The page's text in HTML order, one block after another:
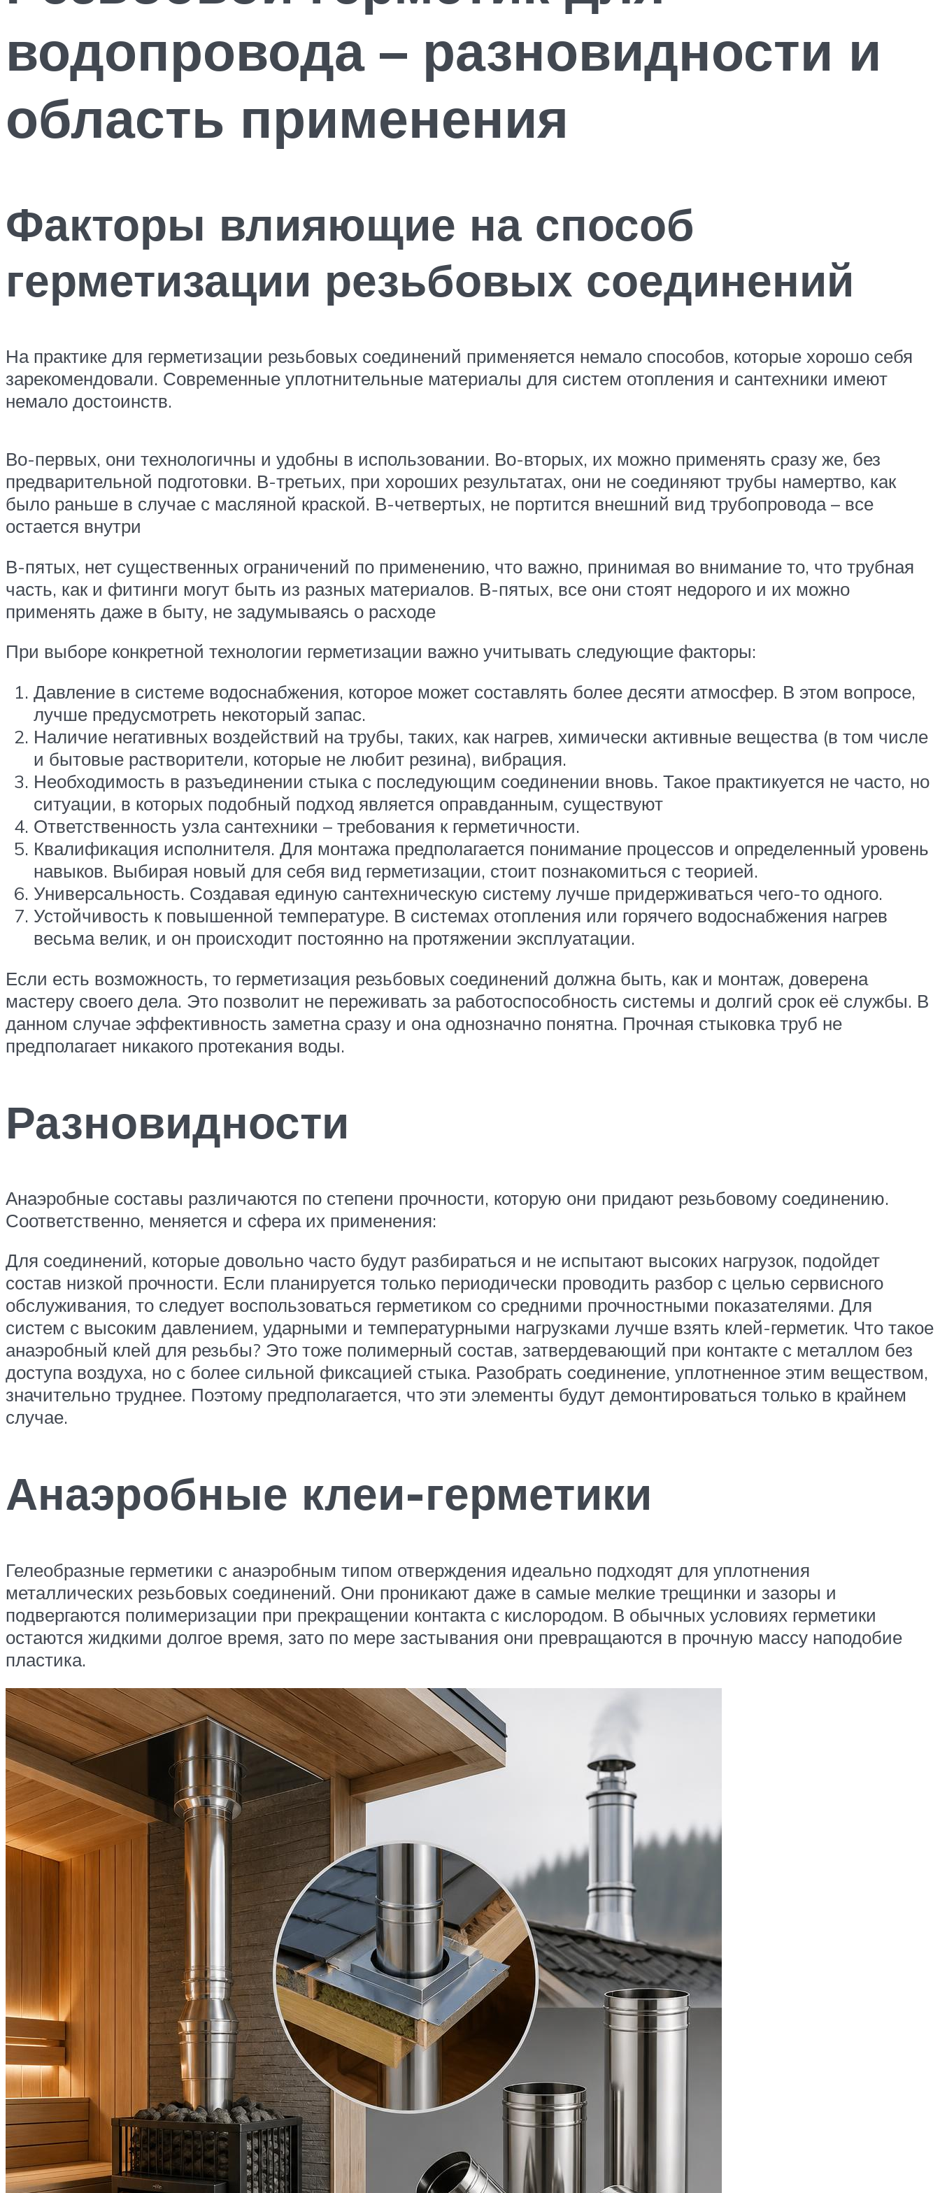
водопровода – разновидности и
область применения
Факторы влияющие на способ
герметизации резьбовых соединений
На практике для герметизации резьбовых соединений применяется немало способов, которые хорошо себя
зарекомендовали. Современные уплотнительные материалы для систем отопления и сантехники имеют
немало достоинств.
Во-первых, они технологичны и удобны в использовании. Во-вторых, их можно применять сразу же, без
предварительной подготовки. В-третьих, при хороших результатах, они не соединяют трубы намертво, как
было раньше в случае с масляной краской. В-четвертых, не портится внешний вид трубопровода – все
остается внутри
В-пятых, нет существенных ограничений по применению, что важно, принимая во внимание то, что трубная
часть, как и фитинги могут быть из разных материалов. В-пятых, все они стоят недорого и их можно
применять даже в быту, не задумываясь о расходе
При выборе конкретной технологии герметизации важно учитывать следующие факторы:
Давление в системе водоснабжения, которое может составлять более десяти атмосфер. В этом вопросе,
лучше предусмотреть некоторый запас.
Наличие негативных воздействий на трубы, таких, как нагрев, химически активные вещества (в том числе
и бытовые растворители, которые не любит резина), вибрация.
Необходимость в разъединении стыка с последующим соединении вновь. Такое практикуется не часто, но
ситуации, в которых подобный подход является оправданным, существуют
Ответственность узла сантехники – требования к герметичности.
Квалификация исполнителя. Для монтажа предполагается понимание процессов и определенный уровень
навыков. Выбирая новый для себя вид герметизации, стоит познакомиться с теорией.
Универсальность. Создавая единую сантехническую систему лучше придерживаться чего-то одного.
Устойчивость к повышенной температуре. В системах отопления или горячего водоснабжения нагрев
весьма велик, и он происходит постоянно на протяжении эксплуатации.
Если есть возможность, то герметизация резьбовых соединений должна быть, как и монтаж, доверена
мастеру своего дела. Это позволит не переживать за работоспособность системы и долгий срок её службы. В
данном случае эффективность заметна сразу и она однозначно понятна. Прочная стыковка труб не
предполагает никакого протекания воды.
Разновидности
Анаэробные составы различаются по степени прочности, которую они придают резьбовому соединению.
Соответственно, меняется и сфера их применения:
Для соединений, которые довольно часто будут разбираться и не испытают высоких нагрузок, подойдет
состав низкой прочности. Если планируется только периодически проводить разбор с целью сервисного
обслуживания, то следует воспользоваться герметиком со средними прочностными показателями. Для
систем с высоким давлением, ударными и температурными нагрузками лучше взять клей-герметик. Что такое
анаэробный клей для резьбы? Это тоже полимерный состав, затвердевающий при контакте с металлом без
доступа воздуха, но с более сильной фиксацией стыка. Разобрать соединение, уплотненное этим веществом,
значительно труднее. Поэтому предполагается, что эти элементы будут демонтироваться только в крайнем
случае.
Анаэробные клеи-герметики
Гелеобразные герметики с анаэробным типом отверждения идеально подходят для уплотнения
металлических резьбовых соединений. Они проникают даже в самые мелкие трещинки и зазоры и
подвергаются полимеризации при прекращении контакта с кислородом. В обычных условиях герметики
остаются жидкими долгое время, зато по мере застывания они превращаются в прочную массу наподобие
пластика.